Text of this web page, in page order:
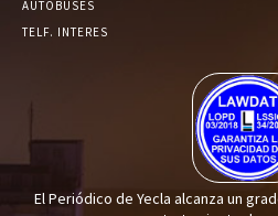
AUTOBUSES
TELF. INTERES
El Periódico de Yecla alcanza un